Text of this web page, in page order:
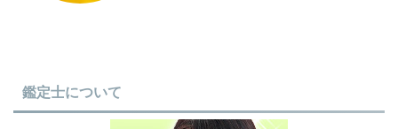
鑑定士について